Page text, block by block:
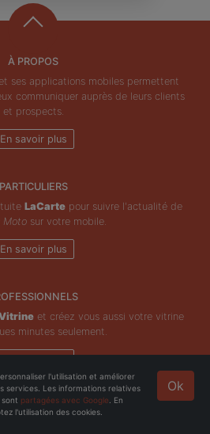
À PROPOS
ses applications mobiles permettent
communiquer auprès de leurs clients
et prospects.
En savoir plus
PARTICULIERS
LaCartepour suivre l'actualité de
Motosur votre mobile.
En savoir plus
et créez vous aussi votre vitrine
minutes seulement.
En savoir plus
2026 - Tous droits réservés. Ok
l'utilisation et améliorer
services. Les informations relatives
partagées avec Google . En
l'utilisation des cookies.